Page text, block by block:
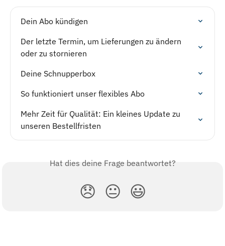
Dein Abo kündigen
Der letzte Termin, um Lieferungen zu ändern
oder zu stornieren
Deine Schnupperbox
So funktioniert unser flexibles Abo
Mehr Zeit für Qualität: Ein kleines Update zu
unseren Bestellfristen
Hat dies deine Frage beantwortet?
😞 😐 😃